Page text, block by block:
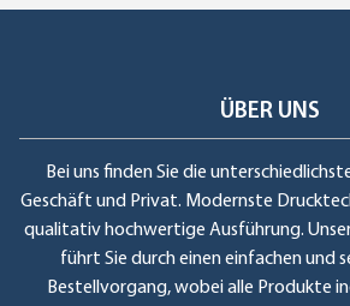
ÜBER UNS
Bei uns finden Sie die
Geschäft und Privat. Modernste
qualitativ hochwertige Ausführung.
führt Sie durch einen einfachen und
Bestellvorgang, wobei alle Produkte